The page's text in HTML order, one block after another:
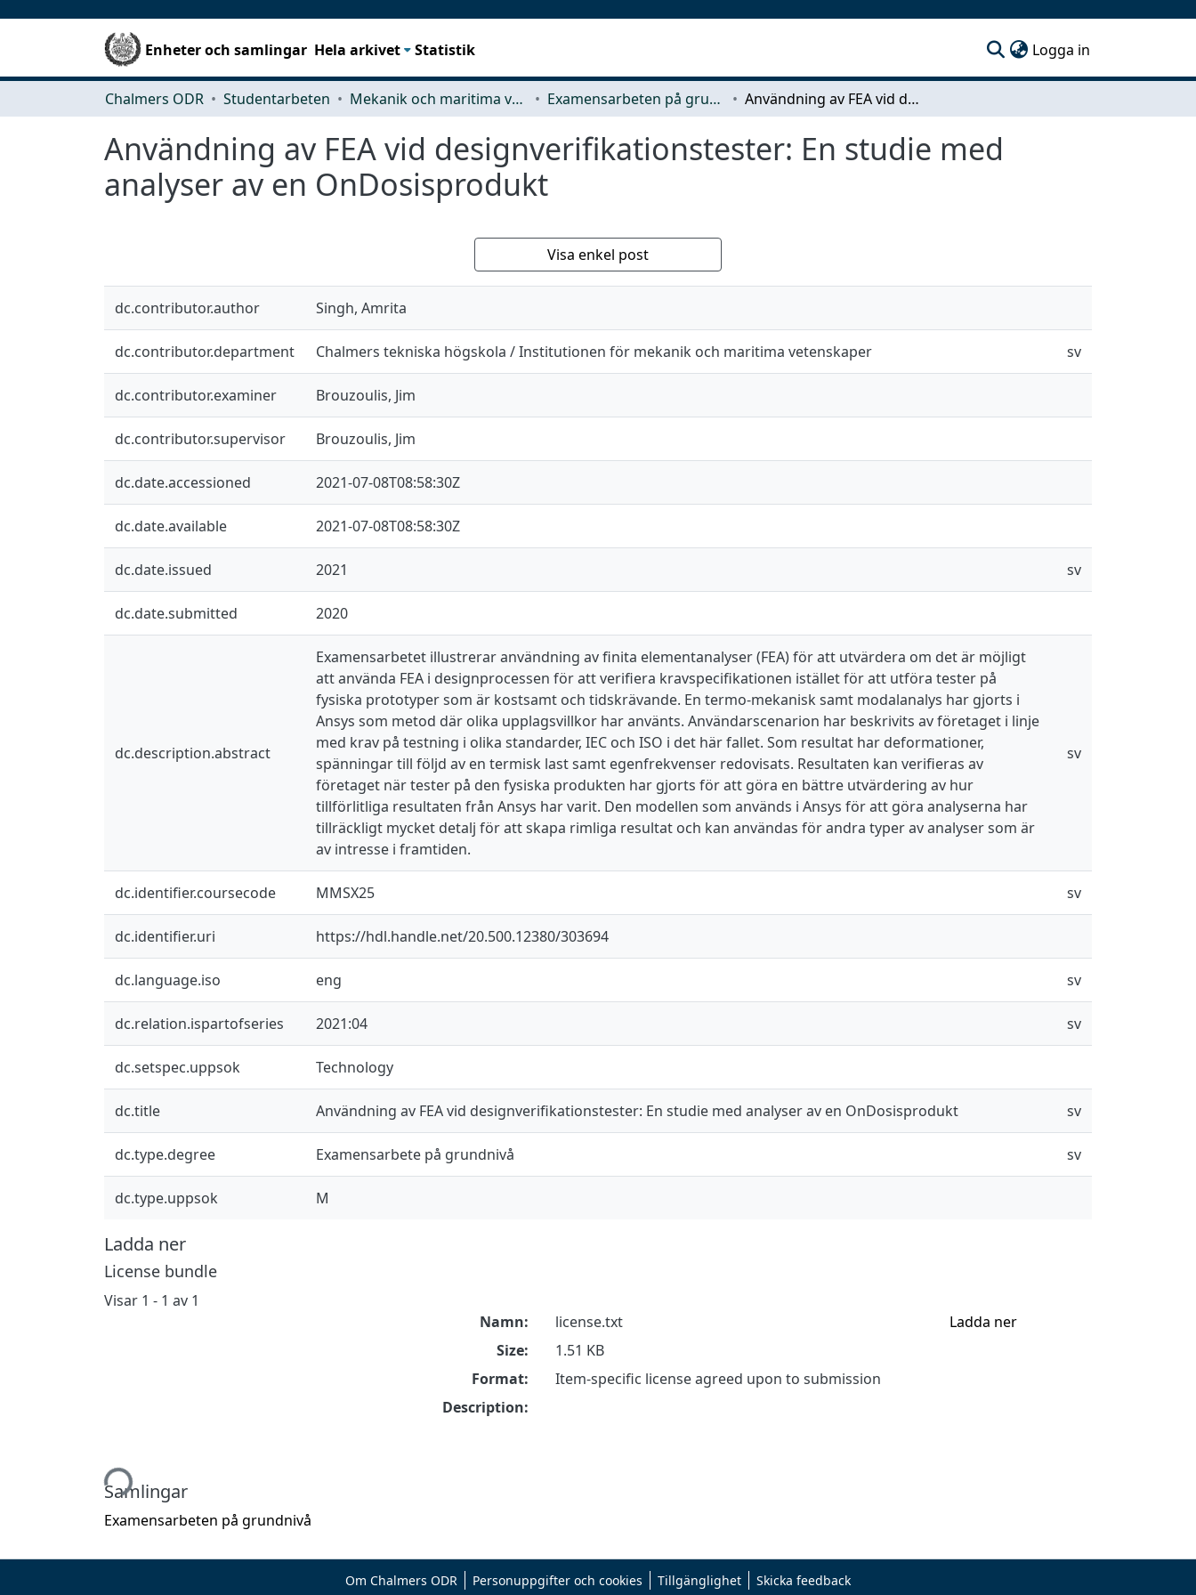
Enheter och samlingar Hela arkivet Statistik Logga in
Chalmers ODR Studentarbeten Mekanik och maritima vetenskaper (M2) Examensarbeten på grundnivå Användning av FEA vid designverifikationstester: En studie med analyser av en OnDosisprodukt
Användning av FEA vid designverifikationstester: En studie med
analyser av en OnDosisprodukt
Visa enkel post
dc.contributor.author Singh, Amrita
dc.contributor.department Chalmers tekniska högskola / Institutionen för mekanik och maritima vetenskaper sv
dc.contributor.examiner Brouzoulis, Jim
dc.contributor.supervisor Brouzoulis, Jim
dc.date.accessioned 2021-07-08T08:58:30Z
dc.date.available 2021-07-08T08:58:30Z
dc.date.issued 2021 sv
dc.date.submitted 2020
dc.description.abstract
Examensarbetet illustrerar användning av finita elementanalyser (FEA) för att utvärdera om det är möjligt
att använda FEA i designprocessen för att verifiera kravspecifikationen istället för att utföra tester på
fysiska prototyper som är kostsamt och tidskrävande. En termo-mekanisk samt modalanalys har gjorts i
Ansys som metod där olika upplagsvillkor har använts. Användarscenarion har beskrivits av företaget i linje
med krav på testning i olika standarder, IEC och ISO i det här fallet. Som resultat har deformationer,
spänningar till följd av en termisk last samt egenfrekvenser redovisats. Resultaten kan verifieras av
företaget när tester på den fysiska produkten har gjorts för att göra en bättre utvärdering av hur
tillförlitliga resultaten från Ansys har varit. Den modellen som används i Ansys för att göra analyserna har
tillräckligt mycket detalj för att skapa rimliga resultat och kan användas för andra typer av analyser som är
av intresse i framtiden.
sv
dc.identifier.coursecode MMSX25 sv
dc.identifier.uri https://hdl.handle.net/20.500.12380/303694
dc.language.iso eng sv
dc.relation.ispartofseries 2021:04 sv
dc.setspec.uppsok Technology
dc.title Användning av FEA vid designverifikationstester: En studie med analyser av en OnDosisprodukt sv
dc.type.degree Examensarbete på grundnivå sv
dc.type.uppsok M
Ladda ner
License bundle
Visar 1 - 1 av 1
Hämtar...
Namn:
license.txt
Size:
1.51 KB
Format:
Item-specific license agreed upon to submission
Description:
Ladda ner
Samlingar
Examensarbeten på grundnivå
Om Chalmers ODR Personuppgifter och cookies Tillgänglighet Skicka feedback